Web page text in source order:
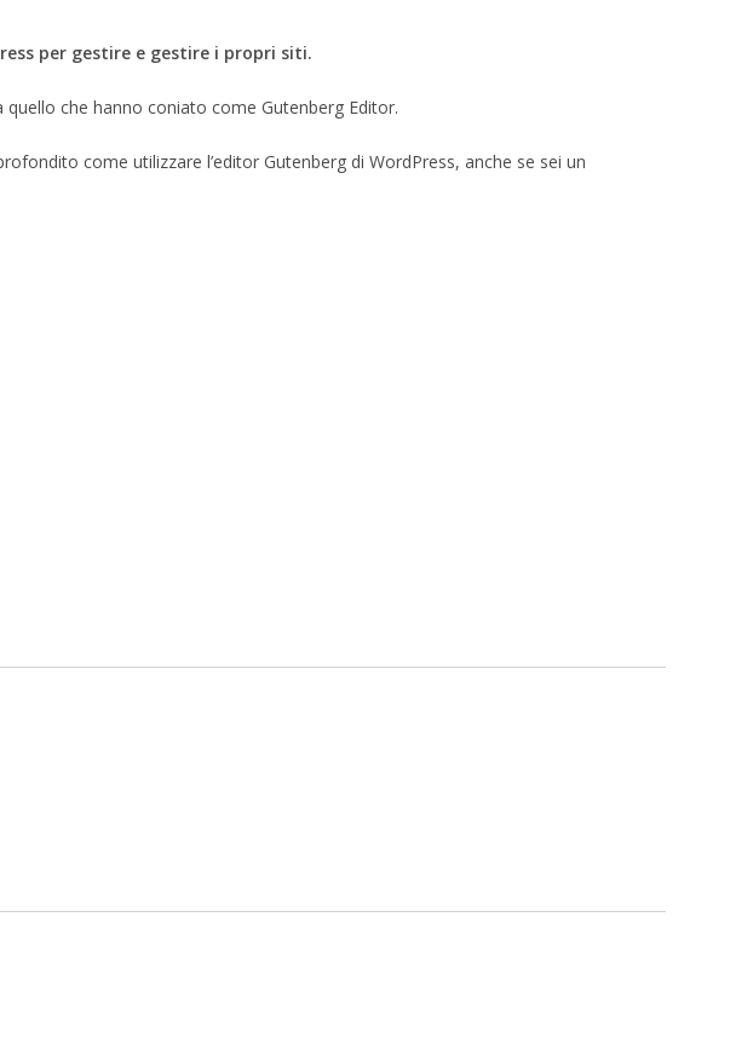
per gestire e gestire i propri siti.
che hanno coniato come Gutenberg Editor.
come utilizzare l’editor Gutenberg di WordPress, anche se sei un